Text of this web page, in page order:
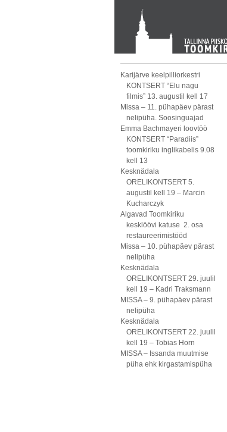
KONTAKT
Toom-Kooli 6, 10130 TALLINN
tallinna.toom@eelk.ee
Karijärve keelpilliorkestri
KONTSERT “Elu nagu
filmis” 13. augustil kell 17
Missa – 11. pühapäev pärast
nelipüha. Soosinguajad
Emma Bachmayeri loovtöö
KONTSERT “Paradiis”
toomkiriku inglikabelis 9.08
kell 13
Kesknädala
ORELIKONTSERT 5.
augustil kell 19 – Marcin
Kucharczyk
Algavad Toomkiriku
kesklöövi katuse 2. osa
restaureerimistööd
Missa – 10. pühapäev pärast
nelipüha
Kesknädala
ORELIKONTSERT 29. juulil
kell 19 – Kadri Traksmann
MISSA – 9. pühapäev pärast
nelipüha
Kesknädala
ORELIKONTSERT 22. juulil
kell 19 – Tobias Horn
MISSA – Issanda muutmise
püha ehk kirgastamispüha